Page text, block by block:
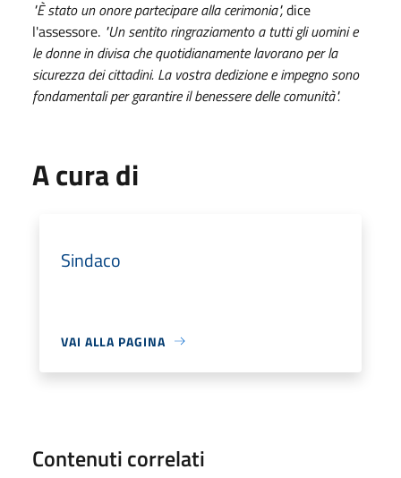
"È stato un onore partecipare alla cerimonia",dice
l'assessore. "Un sentito ringraziamento a tutti gli uomini e
le donne in divisa che quotidianamente lavorano per la
sicurezza dei cittadini. La vostra dedizione e impegno sono
fondamentali per garantire il benessere delle comunità".
A cura di
Sindaco
VAI ALLA PAGINA
Contenuti correlati